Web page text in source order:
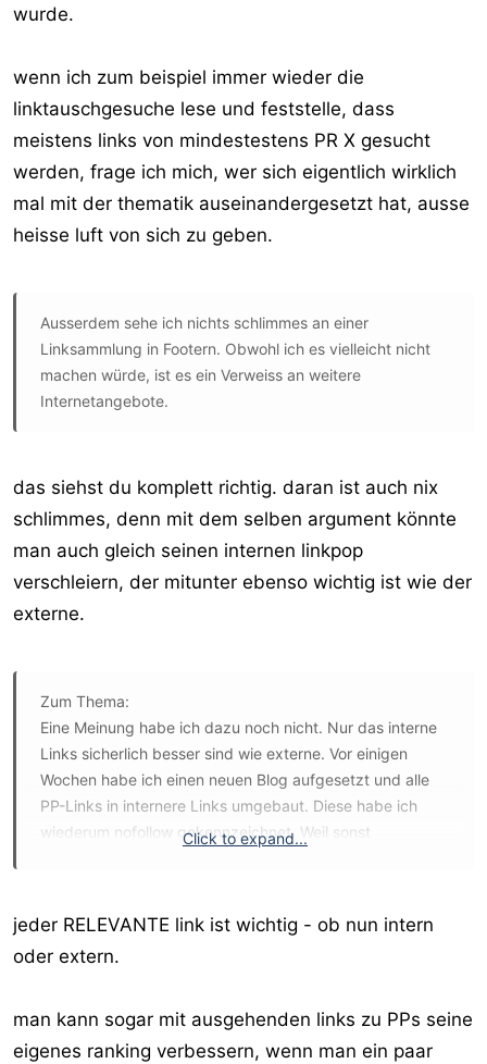
wurde.
wenn ich zum beispiel immer wieder die
linktauschgesuche lese und feststelle, dass
meistens links von mindestestens PR X gesucht
werden, frage ich mich, wer sich eigentlich wirklich
mal mit der thematik auseinandergesetzt hat, ausse
heisse luft von sich zu geben.
Ausserdem sehe ich nichts schlimmes an einer
Linksammlung in Footern. Obwohl ich es vielleicht nicht
machen würde, ist es ein Verweiss an weitere
Internetangebote.
das siehst du komplett richtig. daran ist auch nix
schlimmes, denn mit dem selben argument könnte
man auch gleich seinen internen linkpop
verschleiern, der mitunter ebenso wichtig ist wie der
externe.
Zum Thema:
Eine Meinung habe ich dazu noch nicht. Nur das interne
Links sicherlich besser sind wie externe. Vor einigen
Wochen habe ich einen neuen Blog aufgesetzt und alle
PP-Links in internere Links umgebaut. Diese habe ich
wiederum nofollow gekennzeichnet. Weil sonst
weiß nicht ob ich dafür dann eine Schelle bekommen
würde - keine Ahnung.
schauen.
Click to expand...
jeder RELEVANTE link ist wichtig - ob nun intern
oder extern.
man kann sogar mit ausgehenden links zu PPs seine
eigenes ranking verbessern, wenn man ein paar